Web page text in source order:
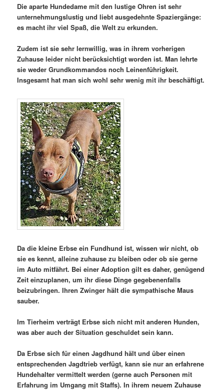
Die aparte Hundedame mit den lustige Ohren ist sehr
unternehmungslustig und liebt ausgedehnte Spaziergänge:
es macht ihr viel Spaß, die Welt zu erkunden.
Zudem ist sie sehr lernwillig, was in ihrem vorherigen
Zuhause leider nicht berücksichtigt worden ist. Man lehrte
sie weder Grundkommandos noch Leinenführigkeit.
Insgesamt hat man sich wohl sehr wenig mit ihr beschäftigt.
Da die kleine Erbse ein Fundhund ist, wissen wir nicht, ob
sie es kennt, alleine zuhause zu bleiben oder ob sie gerne
im Auto mitfährt. Bei einer Adoption gilt es daher, genügend
Zeit einzuplanen, um ihr diese Dinge gegebenenfalls
beizubringen. Ihren Zwinger hält die sympathische Maus
sauber.
Im Tierheim verträgt Erbse sich nicht mit anderen Hunden,
was aber auch der Situation geschuldet sein kann.
Da Erbse sich für einen Jagdhund hält und über einen
entsprechenden Jagdtrieb verfügt, kann sie nur an erfahrene
Hundehalter vermittelt werden (gerne auch Personen mit
Erfahrung im Umgang mit Staffs). In ihrem neuem Zuhause